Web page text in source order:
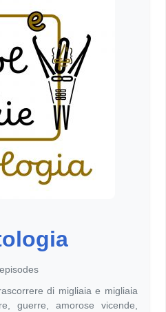
di migliaia e migliaia
guerre, amorose vicende,